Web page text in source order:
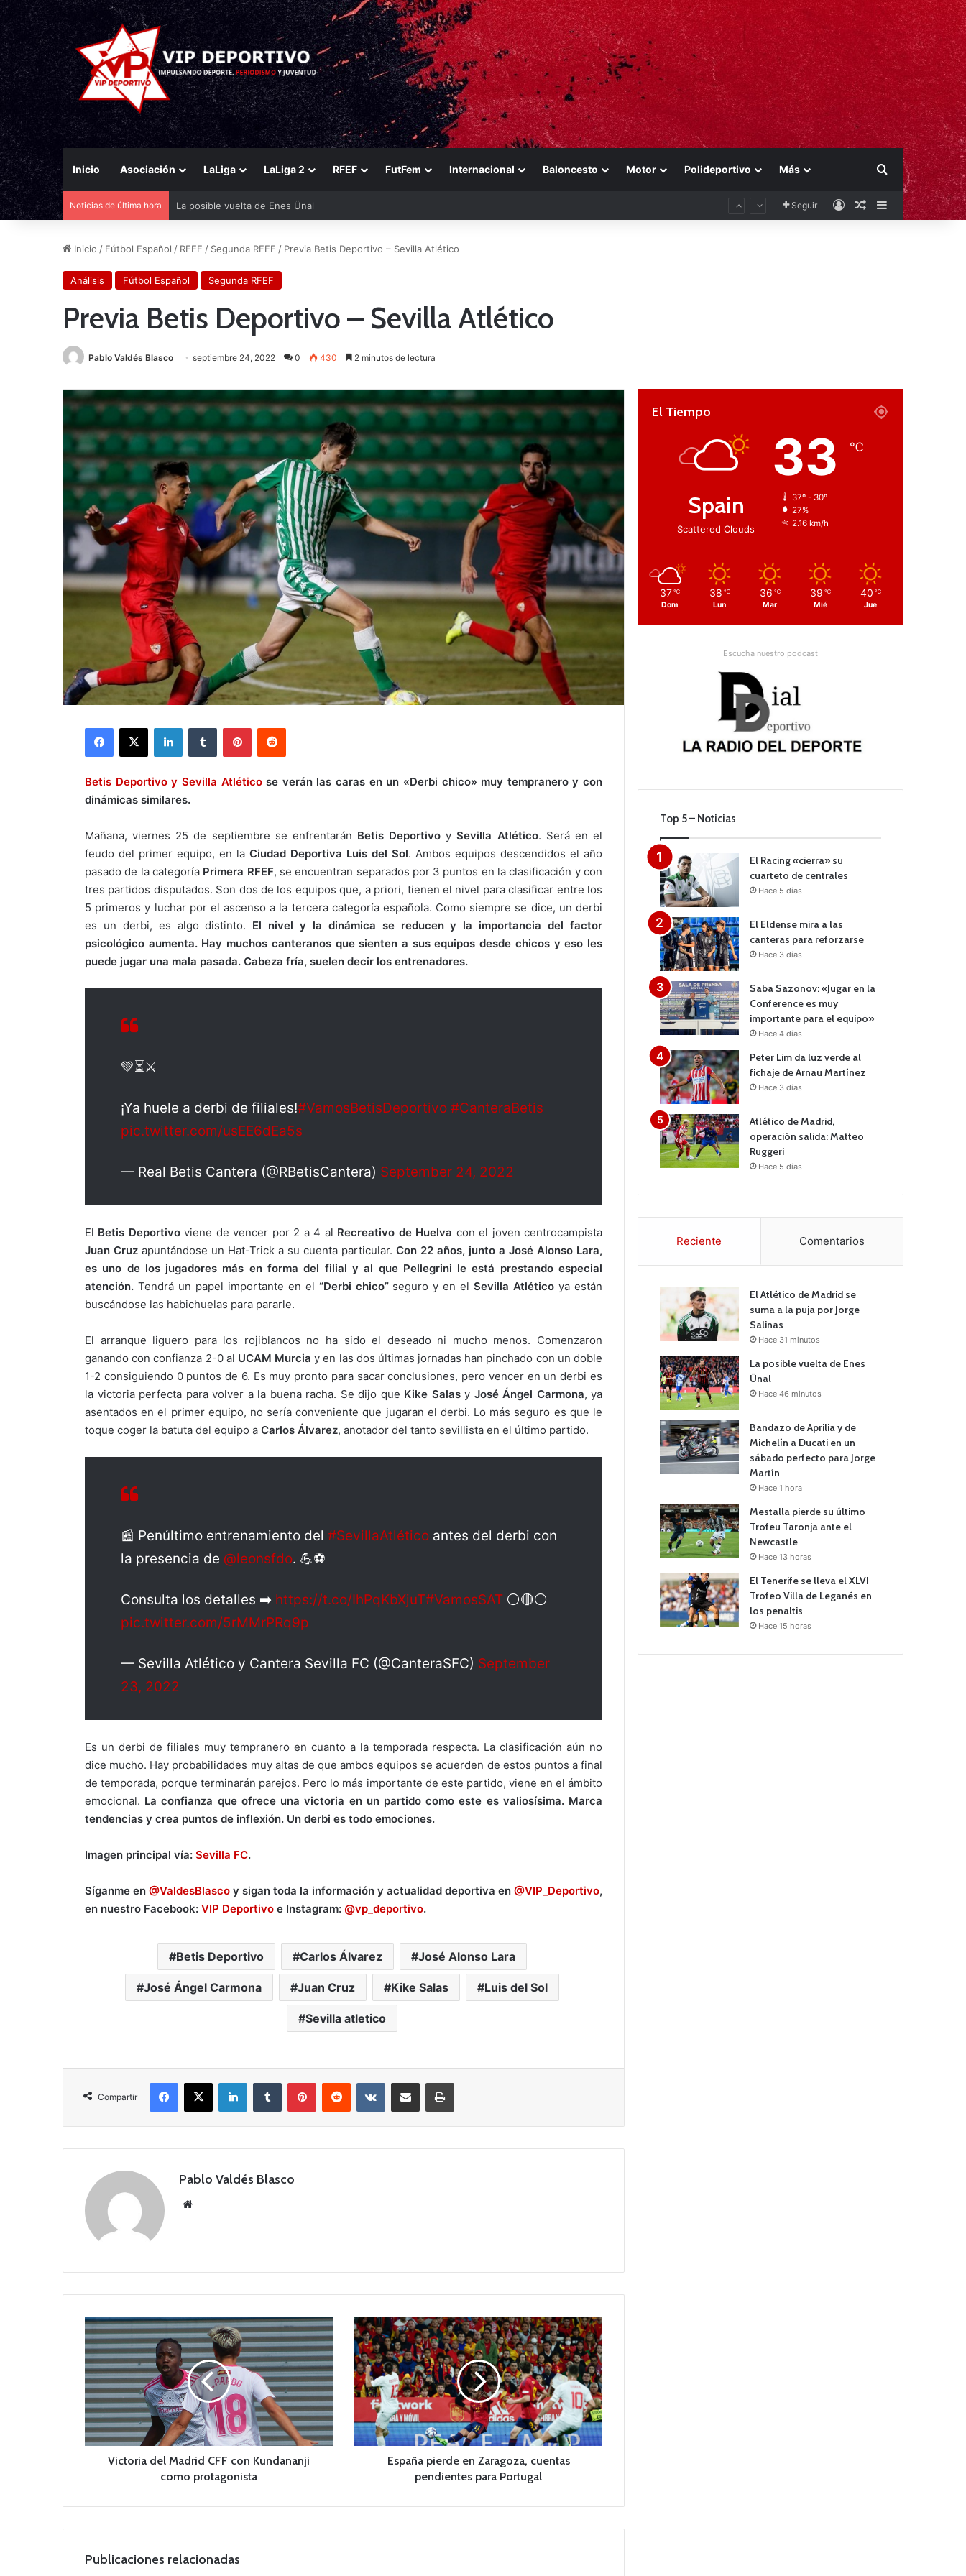
Inicio Asociación LaLiga LaLiga 2 RFEF FutFem Internacional Baloncesto Motor Polideportivo Más Buscar por
Noticias de última hora Bandazo de Aprilia y de Michelín a Ducati en un sábado perfecto para Jorge Martín Seguir AccesoPublicación al
Barra lateral
Inicio / Fútbol Español / RFEF / Segunda RFEF / Previa Betis Deportivo – Sevilla Atlético
Análisis Fútbol Español Segunda RFEF
Previa Betis Deportivo – Sevilla Atlético
Pablo Valdés Blasco septiembre 24, 2022 0 430 2 minutos de lectura
Betis Deportivo y Sevilla Atléticose verán las caras en un «Derbi chico» muy tempranero y con
dinámicas similares.
Mañana, viernes 25 de septiembre se enfrentarán Betis Deportivo ySevilla Atlético. Será en el
feudo del primer equipo, en la Ciudad Deportiva Luis del Sol. Ambos equipos descendidos el año
pasado de la categoría Primera RFEF, se encuentran separados por 3 puntos en la clasificación y con
tres partidos disputados. Son dos de los equipos que, a priori, tienen el nivel para clasificar entre los
5 primeros y luchar por el ascenso a la tercera categoría española. Como siempre se dice, un derbi
es un derbi, es algo distinto. El nivel y la dinámica se reducen y la importancia del factor
psicológico aumenta. Hay muchos canteranos que sienten a sus equipos desde chicos y eso les
puede jugar una mala pasada. Cabeza fría, suelen decir los entrenadores.
💚⏳︎⚔️
¡Ya huele a derbi de filiales!#VamosBetisDeportivo #CanteraBetis
pic.twitter.com/usEE6dEa5s
— Real Betis Cantera (@RBetisCantera) September 24, 2022
El Betis Deportivoviene de vencer por 2 a 4 al Recreativo de Huelva con el joven centrocampista
Juan Cruz apuntándose un Hat-Trick a su cuenta particular. Con 22 años, junto a José Alonso Lara,
es uno de los jugadores más en forma del filial y al que Pellegrini le está prestando especial
atención. Tendrá un papel importante en el “Derbi chico”seguro y en elSevilla Atlético ya están
buscándose las habichuelas para pararle.
El arranque liguero para los rojiblancos no ha sido el deseado ni mucho menos. Comenzaron
ganando con confianza 2-0 al UCAM Murcia y en las dos últimas jornadas han pinchado con un doble
1-2 consiguiendo 0 puntos de 6. Es muy pronto para sacar conclusiones, pero vencer en un derbi es
la victoria perfecta para volver a la buena racha. Se dijo que Kike Salasy José Ángel Carmona, ya
asentados en el primer equipo, no sería conveniente que jugaran el derbi. Lo más seguro es que le
toque coger la batuta del equipo a Carlos Álvarez, anotador del tanto sevillista en el último partido.
📰 Penúltimo entrenamiento del #SevillaAtlético antes del derbi con
la presencia de @leonsfdo. 💪⚽️
Consulta los detalles ➡️ https://t.co/IhPqKbXjuT#VamosSAT ⚪️🔴⚪️
pic.twitter.com/5rMMrPRq9p
— Sevilla Atlético y Cantera Sevilla FC (@CanteraSFC) September
23, 2022
Es un derbi de filiales muy tempranero en cuanto a la temporada respecta. La clasificación aún no
dice mucho. Hay probabilidades muy altas de que ambos equipos se acuerden de estos puntos a final
de temporada, porque terminarán parejos. Pero lo más importante de este partido, viene en el ámbito
emocional. La confianza que ofrece una victoria en un partido como este es valiosísima. Marca
tendencias y crea puntos de inflexión. Un derbi es todo emociones.
Imagen principal vía: Sevilla FC.
Síganme en @ValdesBlasco y sigan toda la información y actualidad deportiva en @VIP_Deportivo,
en nuestro Facebook: VIP Deportivo e Instagram: @vp_deportivo.
Betis Deportivo Carlos Álvarez José Alonso Lara
José Ángel Carmona Juan Cruz Kike Salas Luis del Sol
Sevilla atletico
Compartir
Pablo Valdés Blasco
V
i
c
t
o
r
i
a
d
a
d
Victoria del Madrid CFF con Kundananji
como protagonista
E
s
p
a
ñ
a
i
e
e
España pierde en Zaragoza, cuentas
pendientes para Portugal
Publicaciones relacionadas
El Tiempo
Spain
Scattered Clouds
33 ℃
37º - 30º
27%
2.16 km/h
37 ℃
Dom
38 ℃
Lun
36 ℃
Mar
39 ℃
Mié
40 ℃
Jue
Escucha nuestro podcast
Top 5 – Noticias
El Racing «cierra» su
cuarteto de centrales
Hace 5 días
El Eldense mira a las
canteras para reforzarse
Hace 3 días
Saba Sazonov: «Jugar en la
Conference es muy
importante para el equipo»
Hace 4 días
Peter Lim da luz verde al
fichaje de Arnau Martínez
Hace 3 días
Atlético de Madrid,
operación salida: Matteo
Ruggeri
Hace 5 días
Reciente Comentarios
El Atlético de Madrid se
suma a la puja por Jorge
Salinas
Hace 31 minutos
La posible vuelta de Enes
Ünal
Hace 46 minutos
Bandazo de Aprilia y de
Michelín a Ducati en un
sábado perfecto para Jorge
Martín
Hace 1 hora
Mestalla pierde su último
Trofeu Taronja ante el
Newcastle
Hace 13 horas
El Tenerife se lleva el XLVI
Trofeo Villa de Leganés en
los penaltis
Hace 15 horas